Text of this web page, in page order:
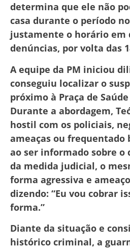
determina que ele não
casa durante o período
justamente o horário em
denúncias, por volta das
A equipe da PM iniciou
conseguiu localizar o
próximo à Praça de
Durante a abordagem,
hostil com os policiais,
ameaças ou frequentado
ao ser informado sobre
da medida judicial, o
forma agressiva e
dizendo: “Eu vou cobrar
forma.”
Diante da situação e
histórico criminal, a